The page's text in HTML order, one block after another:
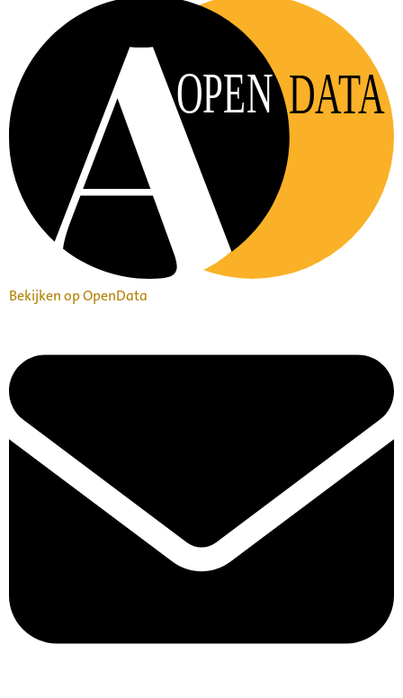
OPEN DATA
Bekijken op OpenData